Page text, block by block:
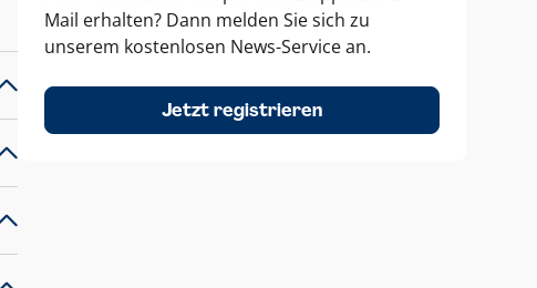
Mail erhalten? Dann melden Sie sich zu
unserem kostenlosen News-Service an.
Jetzt registrieren